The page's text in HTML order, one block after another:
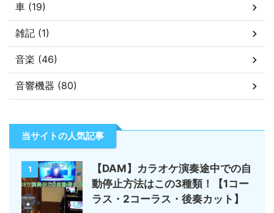
車 (19)
雑記 (1)
音楽 (46)
音響機器 (80)
当サイトの人気記事
1
【DAM】カラオケ演奏途中での自
動停止方法はこの3種類！【1コー
ラス・2コーラス・後奏カット】